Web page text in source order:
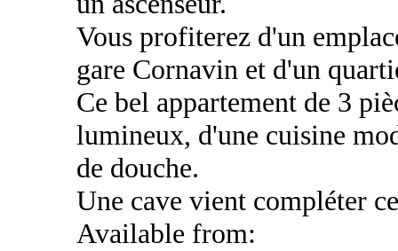
Vous profiterez d'un
gare Cornavin et d'un
Ce bel appartement de 3
lumineux, d'une cuisine
de douche.
Une cave vient compléter
Available from: